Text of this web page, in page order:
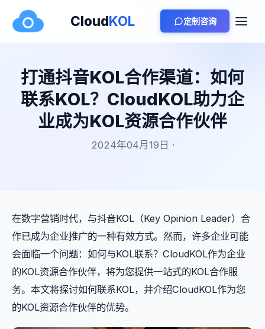
CloudKOL 定制咨询
打通抖音KOL合作渠道：如何
联系KOL？CloudKOL助力企
业成为KOL资源合作伙伴
2024年04月19日 ·
在数字营销时代，与抖音KOL（Key Opinion Leader）合
作已成为企业推广的一种有效方式。然而，许多企业可能
会面临一个问题：如何与KOL联系？CloudKOL作为企业
的KOL资源合作伙伴，将为您提供一站式的KOL合作服
务。本文将探讨如何联系KOL，并介绍CloudKOL作为您
的KOL资源合作伙伴的优势。